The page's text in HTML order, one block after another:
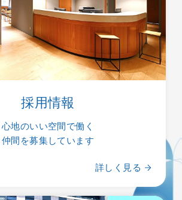
採用情報
心地のいい空間で働く
仲間を募集しています
詳しく見る